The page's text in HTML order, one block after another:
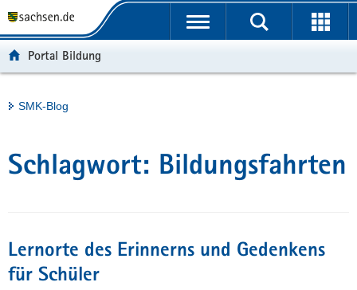
t
e
r
f
e
u
h
a
e
v
e
Portalübergreifende
Portal Bildung
Hauptinhalt
SMK-Blog
Schlagwort: Bildungsfahrten
Lernorte des Erinnerns und Gedenkens
für Schüler